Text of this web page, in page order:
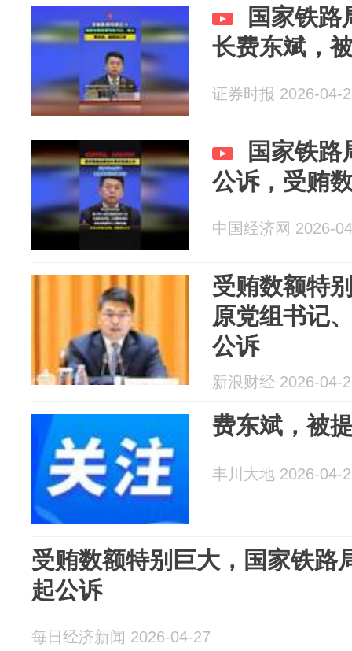
国家铁路
长费东斌，
证券时报 2026-04-
国家铁路
公诉，受贿
中国经济网 2026-
受贿数额特
原党组书记
公诉
新浪财经 2026-04-
费东斌，被
丰川大地 2026-04-
受贿数额特别巨大，国家铁路
起公诉
每日经济新闻 2026-04-27